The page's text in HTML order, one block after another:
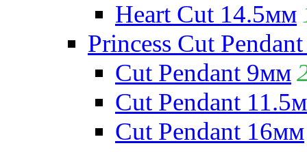
Heart Cut 14.5мм
Princess Cut
Cut Pendant 9мм
Cut Pendant
Cut Pendant 16мм